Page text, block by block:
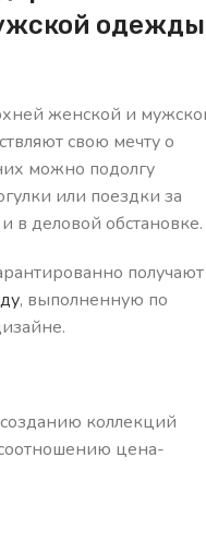
одежды
женской и
свою мечту о
можно подолгу
или поездки за
в деловой обстановке.
получают
, выполненную по
коллекций
цена-